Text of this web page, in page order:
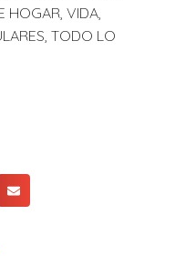
HOGAR, VIDA,
TODO LO